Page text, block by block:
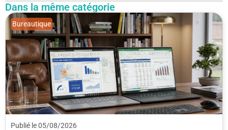
Dans la même catégorie
Publié le 05/08/2026
Bureautique